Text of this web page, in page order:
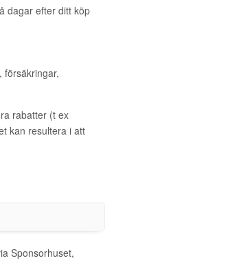
dagar efter ditt köp
försäkringar,
rabatter (t ex
kan resultera i att
Sponsorhuset,